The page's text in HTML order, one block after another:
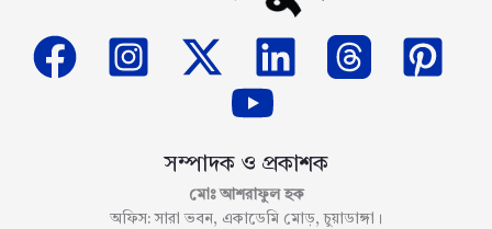
সম্পাদক ও প্রকাশক
মোঃ আশরাফুল হক
অফিস: সারা ভবন, একাডেমি মোড়, চুয়াডাঙ্গা।